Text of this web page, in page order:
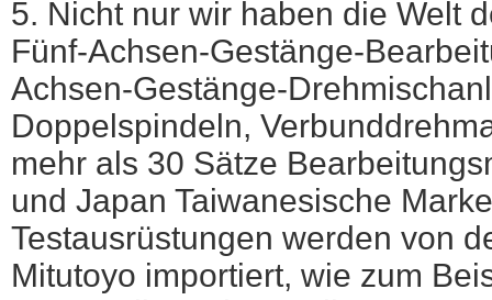
5. Nicht nur wir haben die Welt
Fünf-Achsen-Gestänge-
Achsen-Gestänge-
Doppelspindeln,
mehr als 30 Sätze
und Japan Taiwanesische
Testausrüstungen werden von
Mitutoyo importiert, wie zum